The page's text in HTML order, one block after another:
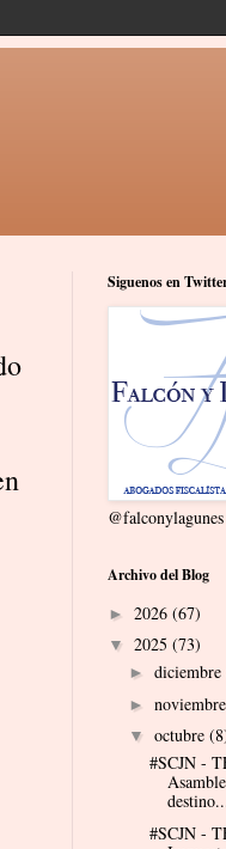
Siguenos en
@falconylagunes
Archivo del Blog
► 2026 (67)
▼ 2025 (73)
► diciembre
► noviembre
▼ octubre
#SCJN -
#SCJN -